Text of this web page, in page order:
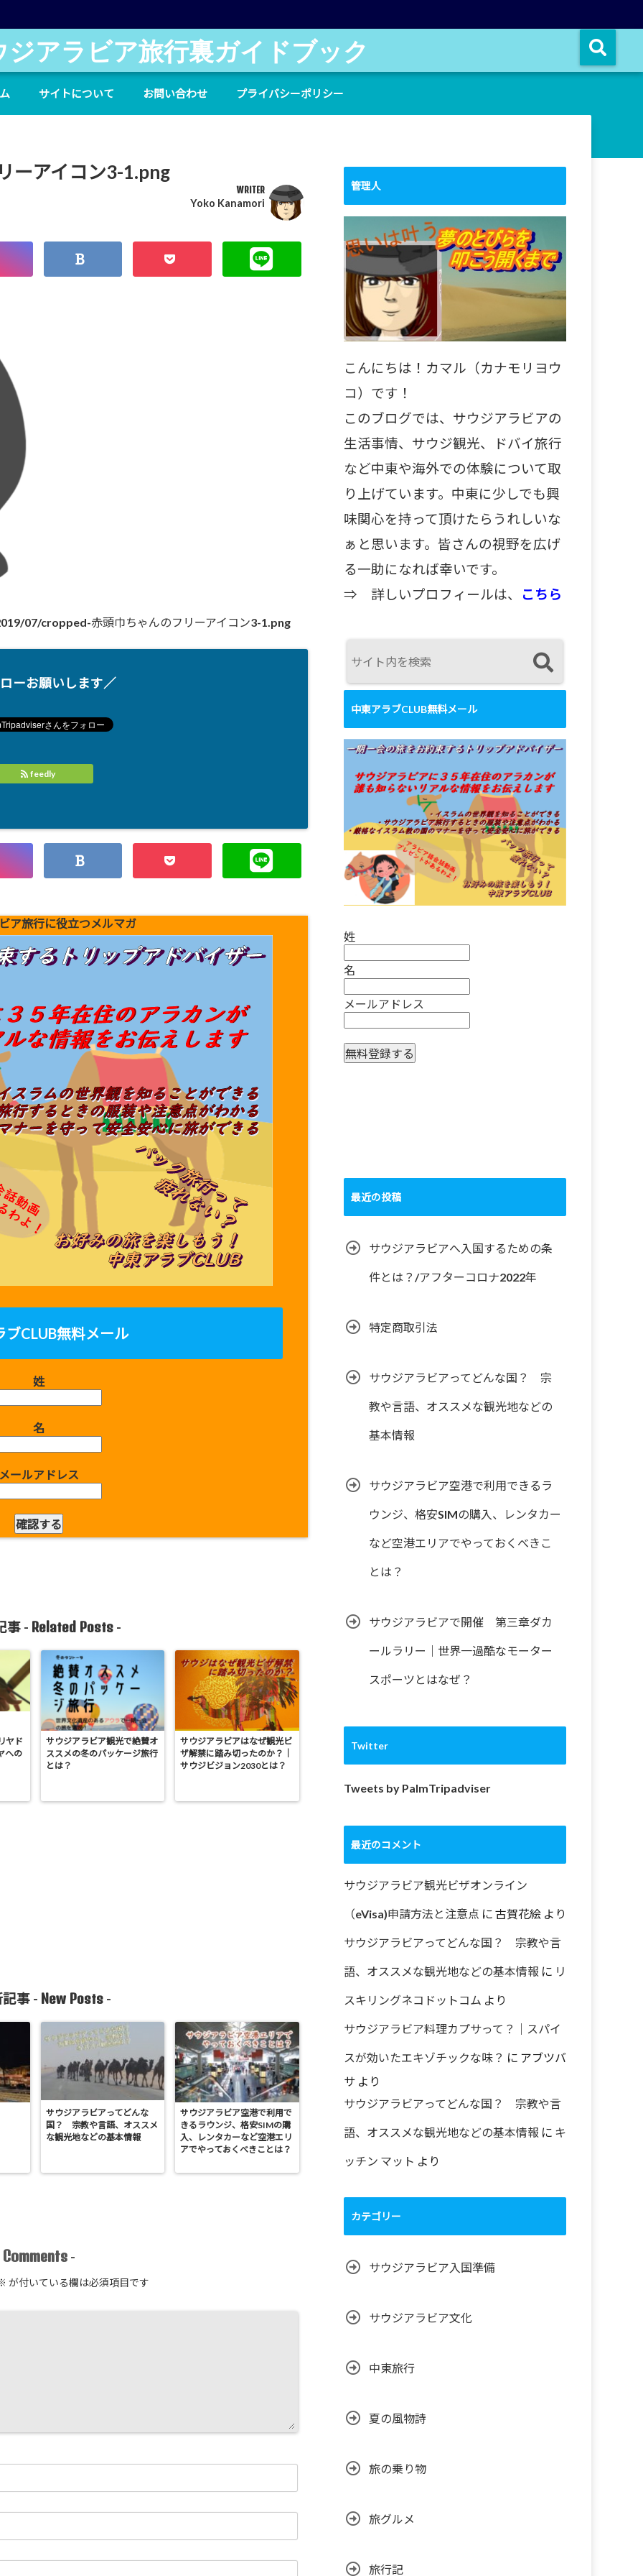
ジアラビア旅行裏ガイドブック
サイトについて お問い合わせ プライバシーポリシー
ーアイコン3-1.png
WRITER
Yoko Kanamori
07/cropped-赤頭巾ちゃんのフリーアイコン3-1.png
ーお願いします／
feedly
ア旅行に役立つメルマガ
ブCLUB無料メール
姓
名
ールアドレス
事 - Related Posts-
ヤド
への
サウジアラビア観光で絶賛オ
ススメの冬のパッケージ旅行
とは？
サウジアラビアはなぜ観光ビ
ザ解禁に踏み切ったのか？｜
サウジビジョン2030とは？
事 - New Posts -
サウジアラビアってどんな
国？ 宗教や言語、オススメ
な観光地などの基本情報
サウジアラビア空港で利用で
きるラウンジ、格安SIMの購
入、レンタカーなど空港エリ
アでやっておくべきことは？
Comments -
が付いている欄は必須項目です
管理人
こんにちは！カマル（カナモリヨウ
コ）です！
このブログでは、サウジアラビアの
生活事情、サウジ観光、ドバイ旅行
など中東や海外での体験について取
り上げています。中東に少しでも興
味関心を持って頂けたらうれしいな
ぁと思います。皆さんの視野を広げ
る一助になれば幸いです。
⇒ 詳しいプロフィールは、 こちら
中東アラブCLUB無料メール
姓
名
メールアドレス
最近の投稿
サウジアラビアへ入国するための条
件とは？/アフターコロナ2022年
特定商取引法
サウジアラビアってどんな国？ 宗
教や言語、オススメな観光地などの
基本情報
サウジアラビア空港で利用できるラ
ウンジ、格安SIMの購入、レンタカー
など空港エリアでやっておくべきこ
とは？
サウジアラビアで開催 第三章ダカ
ールラリー｜世界一過酷なモーター
スポーツとはなぜ？
Twitter
Tweets by PalmTripadviser
最近のコメント
サウジアラビア観光ビザオンライン
（eVisa)申請方法と注意点 に 古賀花絵 より
サウジアラビアってどんな国？ 宗教や言
語、オススメな観光地などの基本情報 に リ
スキリングネコドットコム より
サウジアラビア料理カプサって？｜スパイ
スが効いたエキゾチックな味？ に アブツバ
サ より
サウジアラビアってどんな国？ 宗教や言
語、オススメな観光地などの基本情報 に キ
ッチン マット より
カテゴリー
サウジアラビア入国準備
サウジアラビア文化
中東旅行
夏の風物詩
旅の乗り物
旅グルメ
旅行記